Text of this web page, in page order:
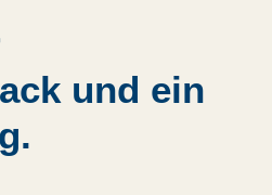
und ein